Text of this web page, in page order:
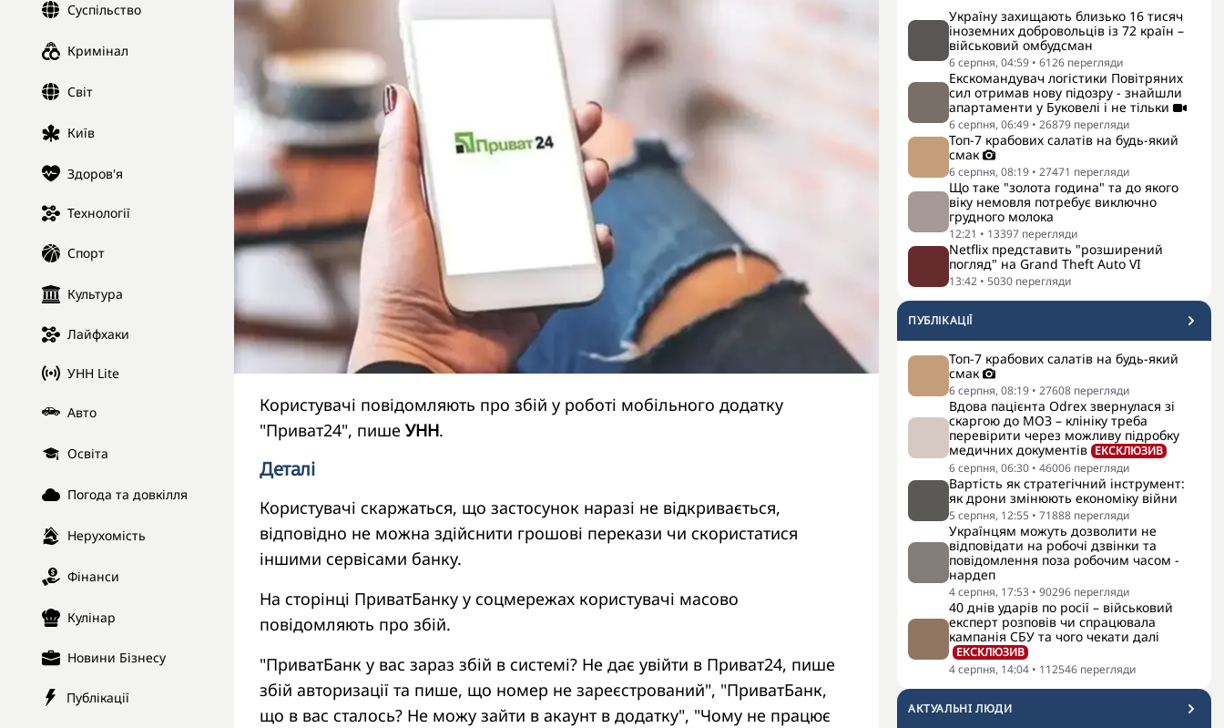
Суспільство
Кримінал
Світ
Київ
Здоров'я
Технології
Спорт
Культура
Лайфхаки
УНН Lite
Авто
Освіта
Погода та довкілля
Нерухомість
Фінанси
Кулінар
Новини Бізнесу
Публікації
Україну захищають близько 16 тисяч
іноземних добровольців із 72 країн –
військовий омбудсман
6 серпня, 04:59 • 6126 перегляди
Екскомандувач логістики Повітряних
сил отримав нову підозру - знайшли
апартаменти у Буковелі і не тільки
6 серпня, 06:49 • 26879 перегляди
Топ-7 крабових салатів на будь-який
смак
6 серпня, 08:19 • 27471 перегляди
Що таке "золота година" та до якого
віку немовля потребує виключно
грудного молока
12:21 • 13397 перегляди
Netflix представить "розширений
погляд" на Grand Theft Auto VI
13:42 • 5030 перегляди
ПУБЛІКАЦІЇ
Топ-7 крабових салатів на будь-який
смак
6 серпня, 08:19 • 27608 перегляди
Вдова пацієнта Odrex звернулася зі
скаргою до МОЗ – клініку треба
перевірити через можливу підробку
медичних документів ЕКСКЛЮЗИВ
6 серпня, 06:30 • 46006 перегляди
Вартість як стратегічний інструмент:
як дрони змінюють економіку війни
5 серпня, 12:55 • 71888 перегляди
Українцям можуть дозволити не
відповідати на робочі дзвінки та
повідомлення поза робочим часом -
нардеп
4 серпня, 17:53 • 90296 перегляди
40 днів ударів по росії – військовий
експерт розповів чи спрацювала
кампанія СБУ та чого чекати далі
ЕКСКЛЮЗИВ
4 серпня, 14:04 • 112546 перегляди
АКТУАЛЬНI ЛЮДИ
Користувачі повідомляють про збій у роботі мобільного додатку
"Приват24", пише УНН.
Деталі
Користувачі скаржаться, що застосунок наразі не відкривається,
відповідно не можна здійснити грошові перекази чи скористатися
іншими сервісами банку.
На сторінці ПриватБанку у соцмережах користувачі масово
повідомляють про збій.
"ПриватБанк у вас зараз збій в системі? Не дає увійти в Приват24, пише
збій авторизації та пише, що номер не зареєстрований", "ПриватБанк,
що в вас сталось? Не можу зайти в акаунт в додатку", "Чому не працює